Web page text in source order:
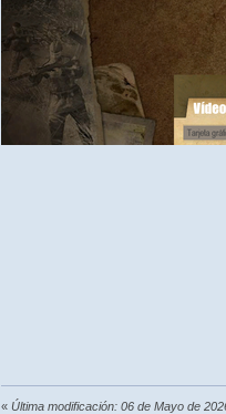
« Última modificación: 06 de Mayo de